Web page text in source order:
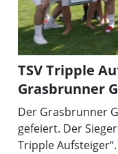
TSV Tripple
Grasbrunner
Der Grasbrunner
gefeiert. Der
Tripple Aufsteiger“.